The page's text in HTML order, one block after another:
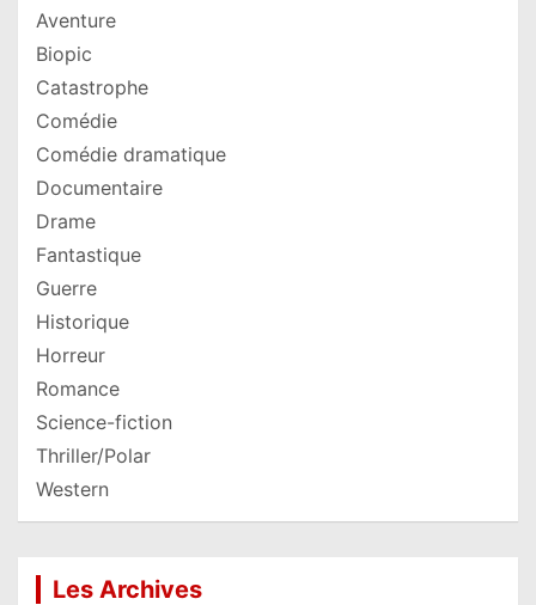
Aventure
Biopic
Catastrophe
Comédie
Comédie dramatique
Documentaire
Drame
Fantastique
Guerre
Historique
Horreur
Romance
Science-fiction
Thriller/Polar
Western
Les Archives